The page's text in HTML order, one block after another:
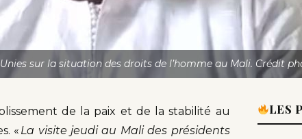
sur la situation des droits de l’homme au Mali. Crédit
de la paix et de la stabilité au
« La visite jeudi au Mali des présidents
LES